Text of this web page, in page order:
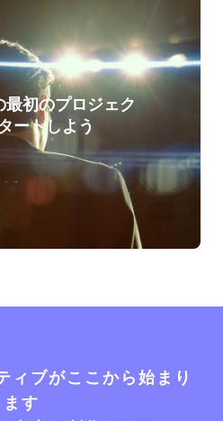
最初のプロジェク
ートしよう
ィブがここから始まり
ます